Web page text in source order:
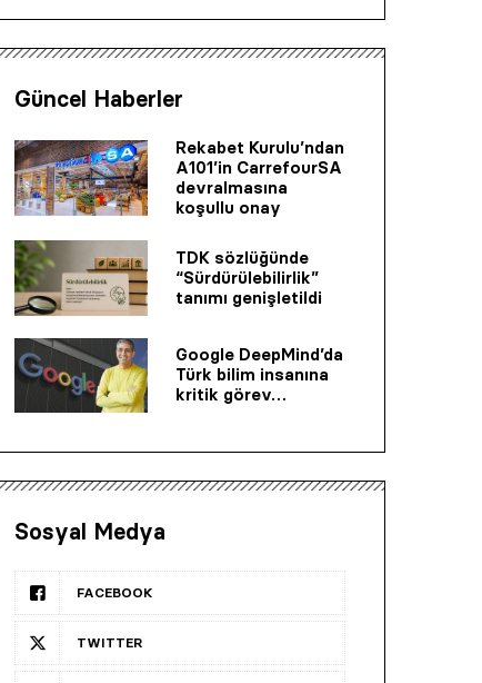
Güncel Haberler
Rekabet Kurulu’ndan
A101’in CarrefourSA
devralmasına
koşullu onay
TDK sözlüğünde
“Sürdürülebilirlik”
tanımı genişletildi
Google DeepMind’da
Türk bilim insanına
kritik görev…
Sosyal Medya
FACEBOOK
TWITTER